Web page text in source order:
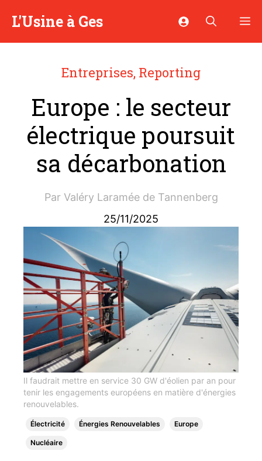
L'Usine à Ges
Entreprises, Reporting
Europe : le secteur
électrique poursuit
sa décarbonation
Par Valéry Laramée de Tannenberg
25/11/2025
Il faudrait mettre en service 30 GW d'éolien par an pour
tenir les engagements européens en matière d'énergies
renouvelables.
Électricité Énergies Renouvelables Europe
Nucléaire